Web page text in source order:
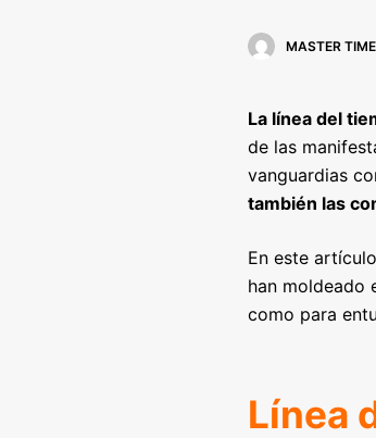
MASTER TIME
La línea del
de las
vanguardias
también las
En este
han moldeado
como para
Línea